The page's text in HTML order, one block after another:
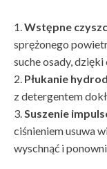
1.Wstępne
sprężonego
suche osady, dzięki
2. Płukanie
z detergentem
3.Suszenie
ciśnieniem usuwa
wyschnąć i